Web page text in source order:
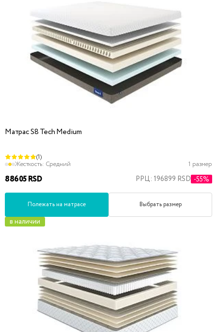
Матрас S8 Tech Medium
(1)
Жесткость: Средний 1 размер
88605 RSD РРЦ: 196899 RSD -55%
Полежать на матрасе Выбрать размер
в наличии